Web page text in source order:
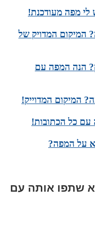
לי מפה מעודכנת!
המיקום המדויק של
הנה המפה עם
המיקום המדוייק!
עם כל הכתובות!
שתפו אותה עם